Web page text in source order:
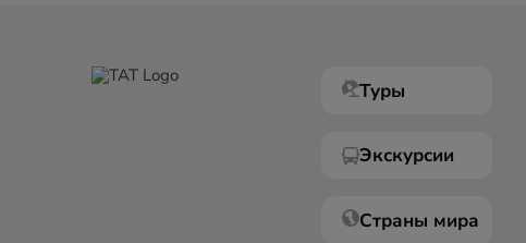
Туры
Экскурсии
Страны мира